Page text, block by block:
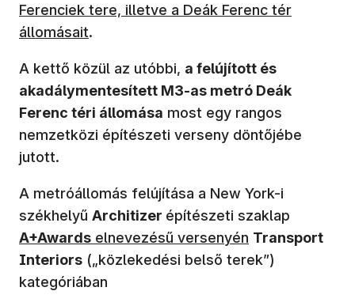
Ferenciek tere, illetve a Deák Ferenc tér
állomásait.
A kettő közül az utóbbi, a felújított és
akadálymentesített M3-as metró Deák
Ferenc téri állomása most egy rangos
nemzetközi építészeti verseny döntőjébe
jutott.
A metróállomás felújítása a New York-i
székhelyű Architizer építészeti szaklap
A+Awards elnevezésű versenyén Transport
Interiors („közlekedési belső terek”)
kategóriában